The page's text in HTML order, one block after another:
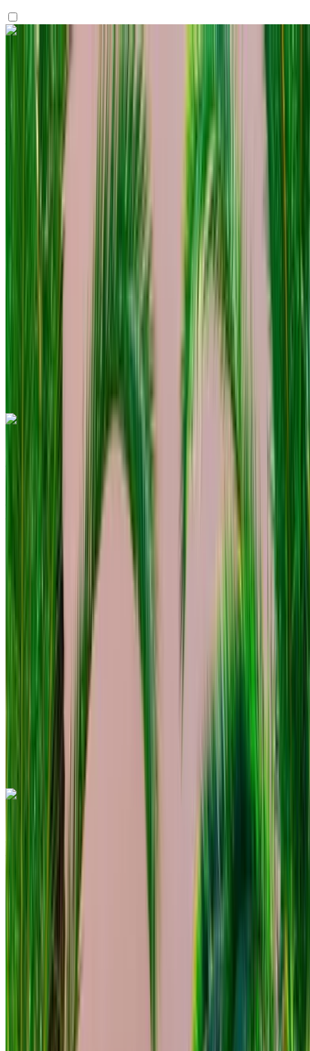
Ti piace quello che vedi?
Mercedes Benz C200 d 2023
Berlina nera, 5 posti, comfort premium, risparmio di
carburante, finitura elegante
Berlina
Diesel
250 km
MAD 36,000
internazionale di Tangeri, Tangier
Chiamata
Mercedes Benz C200 2024
Auto di lusso nera, 5 passeggeri, interni lussuosi, audio di
alta qualità, sicurezza all'avanguardia
Aeroporto internazionale di Tangeri, Tangier
Aeroporto internazionale di Tangeri, Tangier
/ giorno
Aeroporto
Aeroporto
internazionale di Tangeri, Tangier
+212708889994
Mercedes Benz C200 d 2023
MAD 1800